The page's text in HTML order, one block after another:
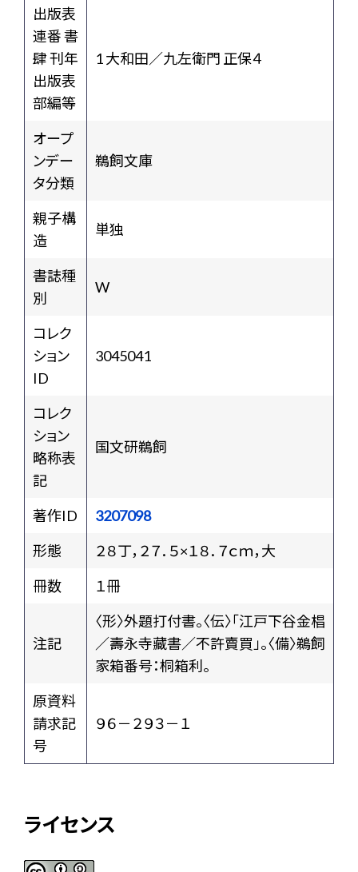
出版表
連番 書
肆 刊年
出版表
部編等
1 大和田／九左衛門 正保４
オープ
ンデー
タ分類
鵜飼文庫
親子構
造
単独
書誌種
別
W
コレク
ション
ID
3045041
コレク
ション
略称表
記
国文研鵜飼
著作ID
3207098
形態
２８丁，２７．５×１８．７ｃｍ，大
冊数
１冊
注記
〈形〉外題打付書。〈伝〉「江戸下谷金椙
／壽永寺藏書／不許賣買」。〈備〉鵜飼
家箱番号：桐箱利。
原資料
請求記
号
９６－２９３－１
ライセンス